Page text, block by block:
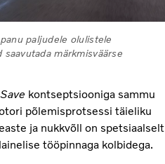
paljudele olulistele
märkmisväärse
kontseptsiooniga sammu
põlemisprotsessi täieliku
ja nukkvõll on spetsiaalselt
tööpinnaga kolbidega.